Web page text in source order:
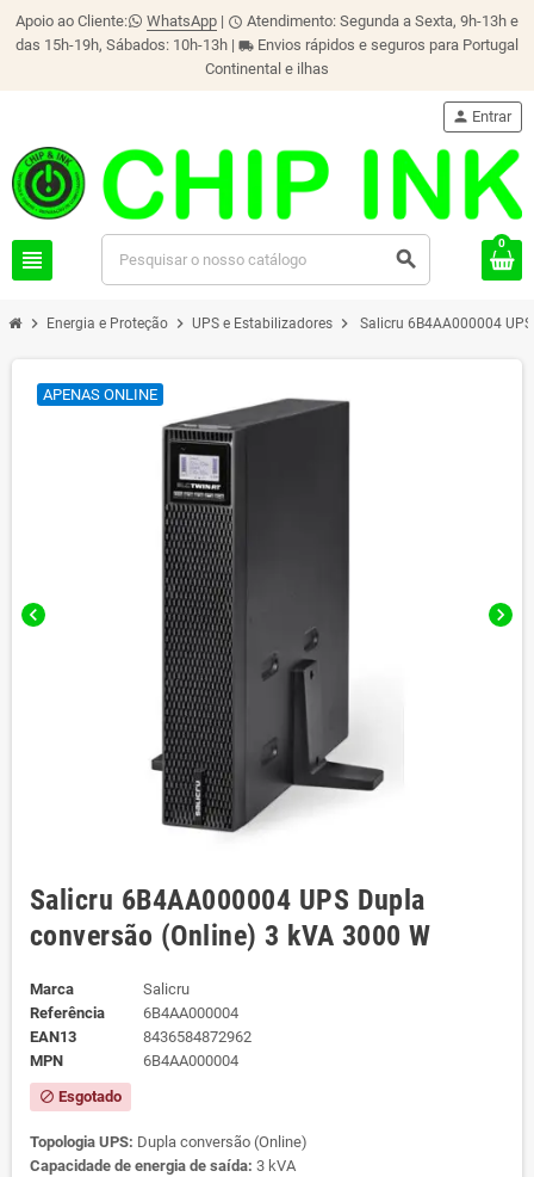
Apoio ao Cliente: WhatsApp | schedule Atendimento: Segunda a Sexta, 9h-13h e
das 15h-19h, Sábados: 10h-13h | local_shipping Envios rápidos e seguros para Portugal
Continental e ilhas
view_headline search
person Entrar
0
chevron_right Energia e Proteção chevron_right UPS e Estabilizadores chevron_right Salicru 6B4AA000004
chevron_left chevron_right
APENAS ONLINE
Salicru 6B4AA000004 UPS Dupla
conversão (Online) 3 kVA 3000 W
Marca
Salicru
Referência
6B4AA000004
EAN13
8436584872962
MPN
6B4AA000004
block Esgotado
Topologia UPS: Dupla conversão (Online)
Capacidade de energia de saída: 3 kVA